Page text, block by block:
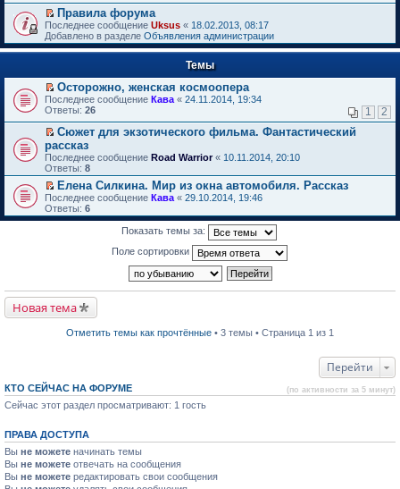
й
т
и
к
п
в
о
м
у
н
е
п
р
о
ч
и
т
а
н
о
о
б
щ
П
е
р
е
т
и
к
п
р
о
м
у
н
е
п
р
н
о
м
е
н
и
Правила форума
Последнее сообщение Uksus « 18.02.2013, 08:17
Добавлено в разделе Объявления администрации
Темы
П
е
е
й
т
и
к
п
е
р
в
р
о
ч
и
м
у
с
о
б
щ
е
и
Осторожно, женская космоопера
Последнее сообщение Кава « 24.11.2014, 19:34
Ответы: 26 1 2
П
е
р
е
й
т
и
к
у
е
а
н
н
м
у
с
о
о
Сюжет для экзотического фильма. Фантастический
рассказ
Последнее сообщение Road Warrior« 10.11.2014, 20:10
Ответы: 8
П
е
р
е
в
р
о
ч
т
а
н
н
о
Елена Силкина. Мир из окна автомобиля. Рассказ
Последнее сообщение Кава « 29.10.2014, 19:46
Ответы: 6
Показать темы за:
Поле сортировки
Новая тема
Отметить темы как прочтённые • 3 темы • Страница 1 из 1
Перейти
КТО СЕЙЧАС НА ФОРУМЕ (по активности за 5 минут)
Сейчас этот раздел просматривают: 1 гость
ПРАВА ДОСТУПА
Вы не можете начинать темы
Вы не можете отвечать на сообщения
Вы не можете редактировать свои сообщения